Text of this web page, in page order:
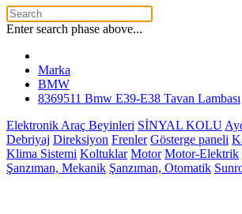
Enter search phase above...
Marka
BMW
8369511 Bmw E39-E38 Tavan Lambası
Elektronik Araç Beyinleri SİNYAL KOLU
Debriyaj Direksiyon Frenler Gösterge paneli
Klima Sistemi Koltuklar Motor Motor-Elektrik
Şanzıman, Mekanik Şanzıman, Otomatik